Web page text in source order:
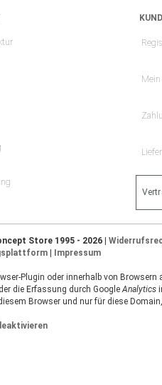
Mein
Store 1995 - 2026 |
| Impressum
Plugin oder innerhalb von Browsern
die Erfassung durch Google Analytics
Browser und nur für diese